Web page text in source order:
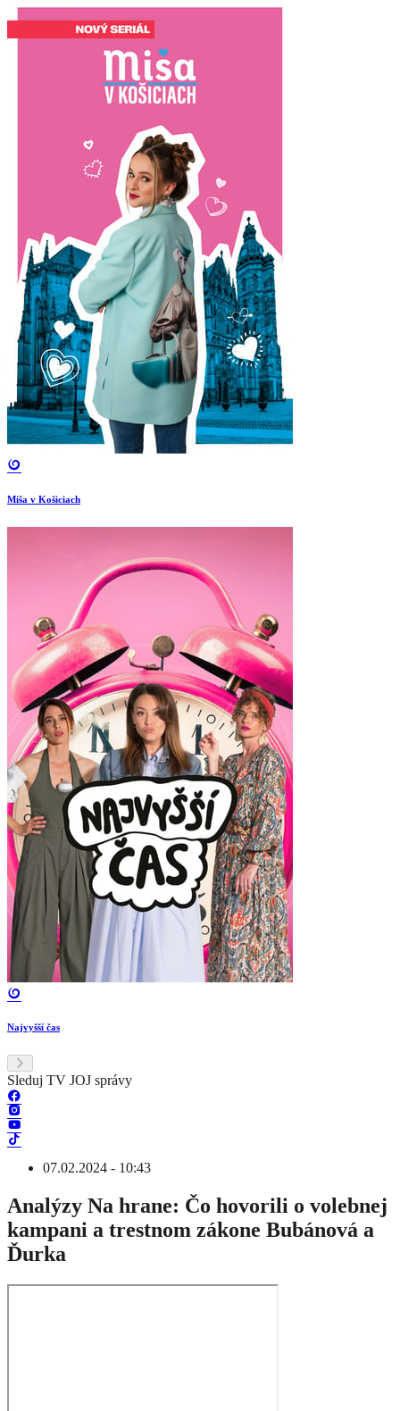
Miša v Košiciach
Najvyšší čas
Sleduj TV JOJ správy
07.02.2024 - 10:43
Analýzy Na hrane: Čo hovorili o volebnej
kampani a trestnom zákone Bubánová a
Ďurka